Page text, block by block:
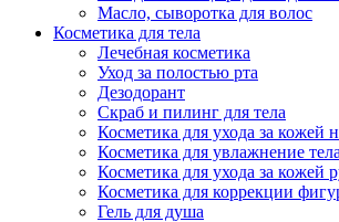
Масло, сыворотка для волос
Косметика для тела
Лечебная косметика
Уход за полостью рта
Дезодорант
Скраб и пилинг для тела
Косметика для ухода за кожей
Косметика для увлажнение тела
Косметика для ухода за кожей
Косметика для коррекции
Гель для душа